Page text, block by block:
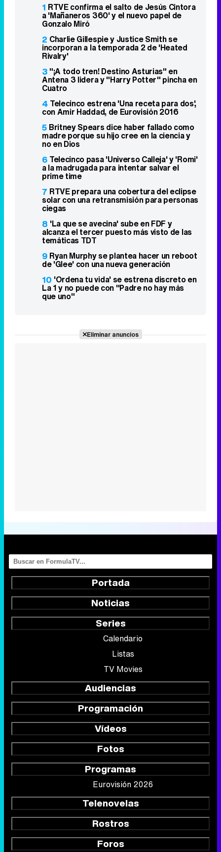
1 RTVE confirma el salto de Jesús Cintora
a 'Mañaneros 360' y el nuevo papel de
Gonzalo Miró
2 Charlie Gillespie y Justice Smith se
incorporan a la temporada 2 de 'Heated
Rivalry'
3 "¡A todo tren! Destino Asturias" en
Antena 3 lidera y "Harry Potter" pincha en
Cuatro
4 Telecinco estrena 'Una receta para dos',
con Amir Haddad, de Eurovisión 2016
5 Britney Spears dice haber fallado como
madre porque su hijo cree en la ciencia y
no en Dios
6 Telecinco pasa 'Universo Calleja' y 'Romi'
a la madrugada para intentar salvar el
prime time
7 RTVE prepara una cobertura del eclipse
solar con una retransmisión para personas
ciegas
8 'La que se avecina' sube en FDF y
alcanza el tercer puesto más visto de las
temáticas TDT
9 Ryan Murphy se plantea hacer un reboot
de 'Glee' con una nueva generación
10 'Ordena tu vida' se estrena discreto en
La 1 y no puede con "Padre no hay más
que uno"
Eliminar anuncios
Portada
Noticias
Series
Calendario
Listas
TV Movies
Audiencias
Programación
Vídeos
Fotos
Programas
Eurovisión 2026
Telenovelas
Rostros
Foros